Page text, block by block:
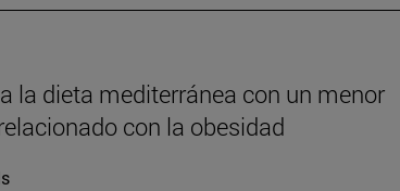
la dieta mediterránea con un menor
con la obesidad